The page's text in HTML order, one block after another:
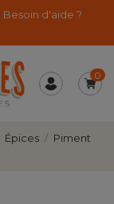
Besoin d'aide ?
0
Épices
Piment